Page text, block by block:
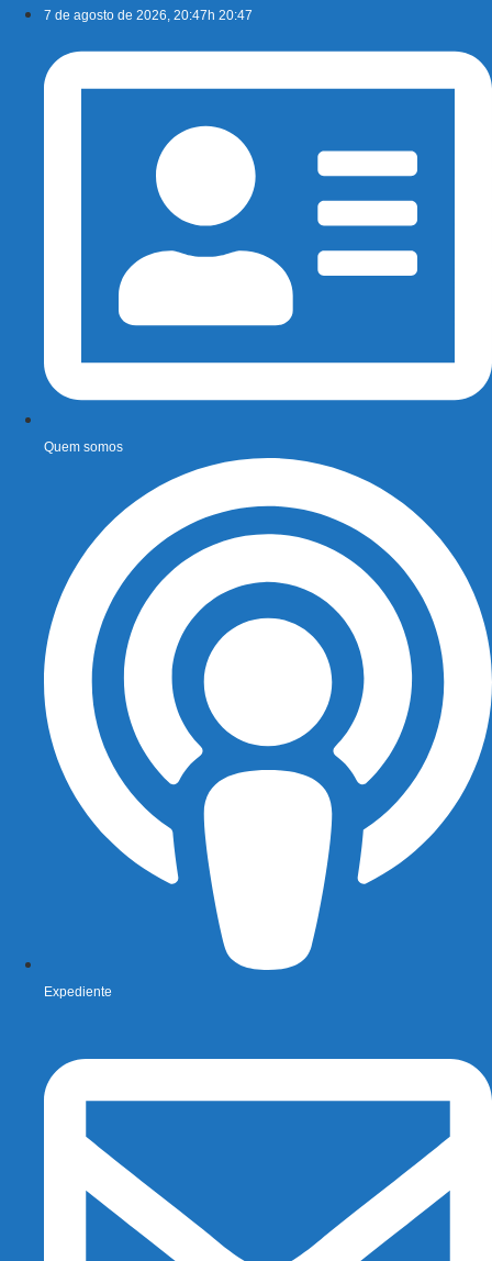
conteúdo
7 de agosto de 2026, 20:47h 20:47
Quem somos
Expediente